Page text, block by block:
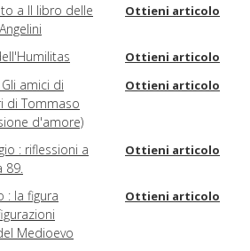
a Il libro delle
Ottieni articolo
Ottieni articolo
amici di
di Tommaso
d'amore)
Ottieni articolo
: riflessioni a
89.
Ottieni articolo
: la figura
Medioevo
Ottieni articolo